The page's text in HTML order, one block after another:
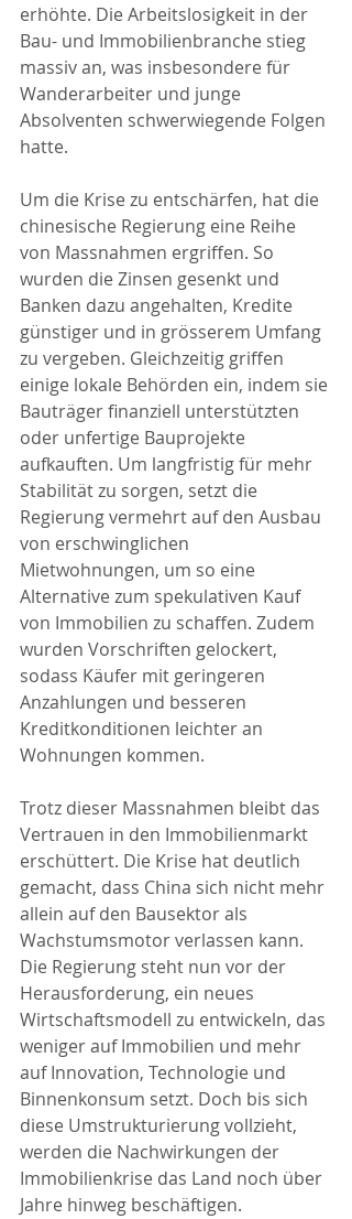
erhöhte. Die Arbeitslosigkeit in der
Bau- und Immobilienbranche stieg
massiv an, was insbesondere für
Wanderarbeiter und junge
Absolventen schwerwiegende Folgen
hatte.
Um die Krise zu entschärfen, hat die
chinesische Regierung eine Reihe
von Massnahmen ergriffen. So
wurden die Zinsen gesenkt und
Banken dazu angehalten, Kredite
günstiger und in grösserem Umfang
zu vergeben. Gleichzeitig griffen
einige lokale Behörden ein, indem sie
Bauträger finanziell unterstützten
oder unfertige Bauprojekte
aufkauften. Um langfristig für mehr
Stabilität zu sorgen, setzt die
Regierung vermehrt auf den Ausbau
von erschwinglichen
Mietwohnungen, um so eine
Alternative zum spekulativen Kauf
von Immobilien zu schaffen. Zudem
wurden Vorschriften gelockert,
sodass Käufer mit geringeren
Anzahlungen und besseren
Kreditkonditionen leichter an
Wohnungen kommen.
Trotz dieser Massnahmen bleibt das
Vertrauen in den Immobilienmarkt
erschüttert. Die Krise hat deutlich
gemacht, dass China sich nicht mehr
allein auf den Bausektor als
Wachstumsmotor verlassen kann.
Die Regierung steht nun vor der
Herausforderung, ein neues
Wirtschaftsmodell zu entwickeln, das
weniger auf Immobilien und mehr
auf Innovation, Technologie und
Binnenkonsum setzt. Doch bis sich
diese Umstrukturierung vollzieht,
werden die Nachwirkungen der
Immobilienkrise das Land noch über
Jahre hinweg beschäftigen.